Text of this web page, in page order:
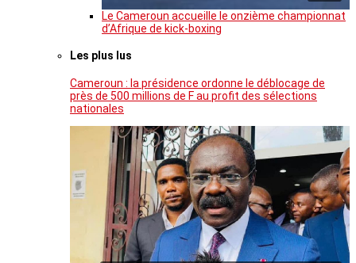
Le Cameroun accueille le onzième championnat
d’Afrique de kick-boxing
Les plus lus
Cameroun : la présidence ordonne le déblocage de
près de 500 millions de F au profit des sélections
nationales